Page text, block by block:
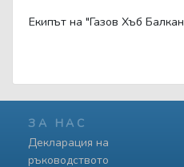
Екипът на "Газов Хъб
ЗА НАС
Декларация на
ръководството